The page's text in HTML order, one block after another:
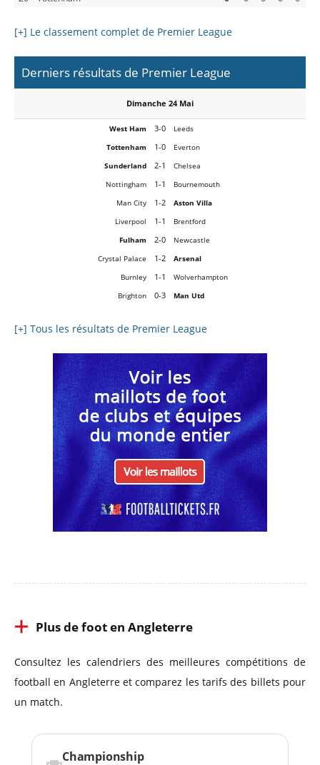
[+] Le classement complet de Premier League
Derniers résultats de Premier League
Dimanche 24 Mai
West Ham 3-0
Leeds
Tottenham
1-0
Everton
Sunderland
2-1
Chelsea
Nottingham
1-1
Bournemouth
Man City
1-2
Aston Villa
Liverpool
1-1
Brentford
Fulham
2-0
Newcastle
Crystal Palace
1-2
Arsenal
Burnley
1-1
Wolverhampton
Brighton
0-3 Man Utd
[+] Tous les résultats de Premier League
Plus de foot en Angleterre
Consultez les calendriers des meilleures compétitions de
football en Angleterre et comparez les tarifs des billets pour
un match.
Championship